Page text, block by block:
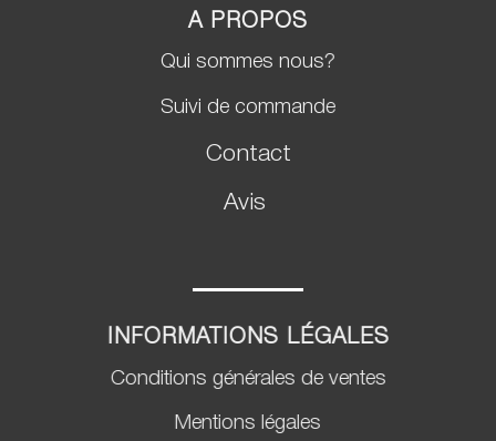
A PROPOS
Qui sommes nous?
Suivi de commande
Contact
Avis
INFORMATIONS LÉGALES
Conditions générales de ventes
Mentions légales